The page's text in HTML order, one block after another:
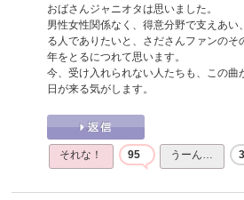
おばさんジャニオタは思いました。
男性女性関係なく、得意分野で支えあい
る人でありたいと、さださんファンのそ
年をとるにつれて思います。
今、受け入れられない人たちも、この曲
日が来る気がします。
それな！ 95 うーん…